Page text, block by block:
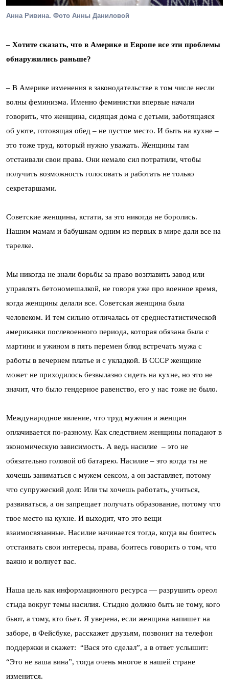
Анна Ривина. Фото Анны Даниловой
– Хотите сказать, что в Америке и Европе все эти проблемы
обнаружились раньше?
– В Америке изменения в законодательстве в том числе несли
волны феминизма. Именно феминистки впервые начали
говорить, что женщина, сидящая дома с детьми, заботящаяся
об уюте, готовящая обед – не пустое место. И быть на кухне –
это тоже труд, который нужно уважать. Женщины там
отстаивали свои права. Они немало сил потратили, чтобы
получить возможность голосовать и работать не только
секретаршами.
Советские женщины, кстати, за это никогда не боролись.
Нашим мамам и бабушкам одним из первых в мире дали все на
тарелке.
Мы никогда не знали борьбы за право возглавить завод или
управлять бетономешалкой, не говоря уже про военное время,
когда женщины делали все. Советская женщина была
человеком. И тем сильно отличалась от среднестатистической
американки послевоенного периода, которая обязана была с
мартини и ужином в пять перемен блюд встречать мужа с
работы в вечернем платье и с укладкой. В СССР женщине
может не приходилось безвылазно сидеть на кухне, но это не
значит, что было гендерное равенство, его у нас тоже не было.
Международное явление, что труд мужчин и женщин
оплачивается по-разному. Как следствием женщины попадают в
экономическую зависимость. А ведь насилие – это не
обязательно головой об батарею. Насилие – это когда ты не
хочешь заниматься с мужем сексом, а он заставляет, потому
что супружеский долг. Или ты хочешь работать, учиться,
развиваться, а он запрещает получать образование, потому что
твое место на кухне. И выходит, что это вещи
взаимосвязанные. Насилие начинается тогда, когда вы боитесь
отстаивать свои интересы, права, боитесь говорить о том, что
важно и волнует вас.
Наша цель как информационного ресурса — разрушить ореол
стыда вокруг темы насилия. Стыдно должно быть не тому, кого
бьют, а тому, кто бьет. Я уверена, если женщина напишет на
заборе, в Фейсбуке, расскажет друзьям, позвонит на телефон
поддержки и скажет: “Вася это сделал”, а в ответ услышит:
“Это не ваша вина”, тогда очень многое в нашей стране
изменится.